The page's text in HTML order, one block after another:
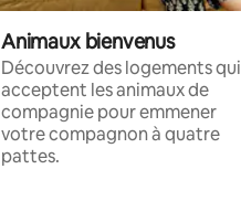
Animaux bienvenus
Découvrez des logements qui
acceptent les animaux de
compagnie pour emmener
votre compagnon à quatre
pattes.